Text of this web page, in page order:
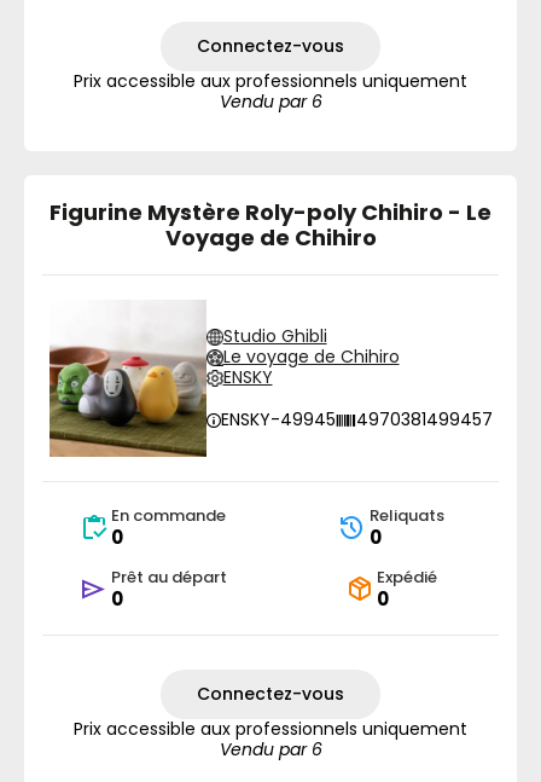
Connectez-vous
Prix accessible aux professionnels uniquement
Vendu par 6
Figurine Mystère Roly-poly Chihiro - Le
Voyage de Chihiro
Studio Ghibli
Le voyage de Chihiro
ENSKY
ENSKY-49945
4970381499457
En commande
0
Reliquats
0
Prêt au départ
0
Expédié
0
Connectez-vous
Prix accessible aux professionnels uniquement
Vendu par 6